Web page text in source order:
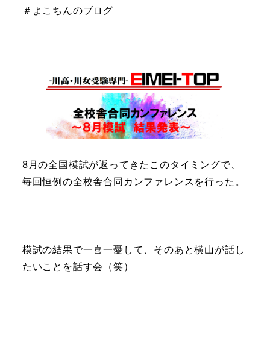
＃よこちんのブログ
8月の全国模試が返ってきたこのタイミングで、
毎回恒例の全校舎合同カンファレンスを行った。
模試の結果で一喜一憂して、そのあと横山が話し
たいことを話す会（笑）